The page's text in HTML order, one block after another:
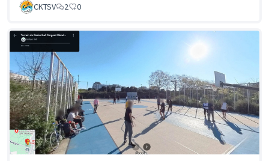
CKTSV
2 0